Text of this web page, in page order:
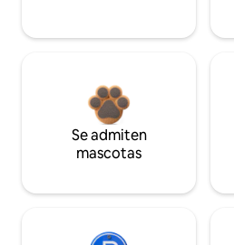
Se admiten
mascotas